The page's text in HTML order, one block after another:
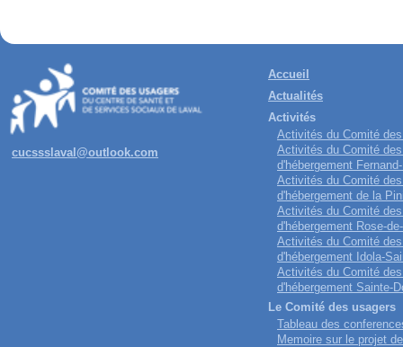
cucssslaval@outlook.com
Accueil
Actualités
Activités
Activités du Comité
Activités du Comité
d'hébergement
Activités du Comité
d'hébergement de la
Activités du Comité
d'hébergement Rose-
Activités du Comité
d'hébergement Idola-
Activités du Comité
d'hébergement Sainte-
Le Comité des usagers
Tableau des
Memoire sur le projet